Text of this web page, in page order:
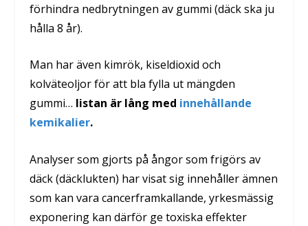
förhindra nedbrytningen av gummi (däck ska ju
hålla 8 år).
Man har även kimrök, kiseldioxid och
kolväteoljor för att bla fylla ut mängden
gummi… listan är lång med innehållande
kemikalier.
Analyser som gjorts på ångor som frigörs av
däck (däcklukten) har visat sig innehåller ämnen
som kan vara cancerframkallande, yrkesmässig
exponering kan därför ge toxiska effekter